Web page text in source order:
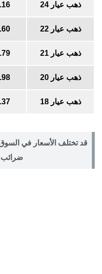
ذهب عيار 24
ذهب عيار 22
ذهب عيار 21
ذهب عيار 20
ذهب عيار 18
قد تختلف الأسعار في
ضرائب